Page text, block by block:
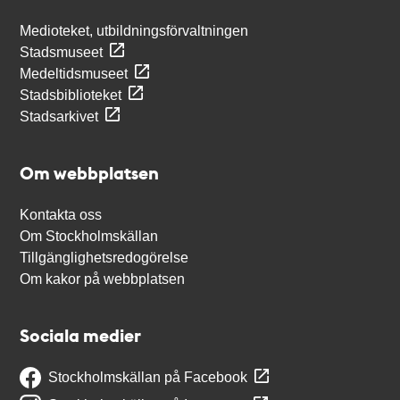
Medioteket, utbildningsförvaltningen
Stadsmuseet
Medeltidsmuseet
Stadsbiblioteket
Stadsarkivet
Om webbplatsen
Kontakta oss
Om Stockholmskällan
Tillgänglighetsredogörelse
Om kakor på webbplatsen
Sociala medier
Stockholmskällan på Facebook